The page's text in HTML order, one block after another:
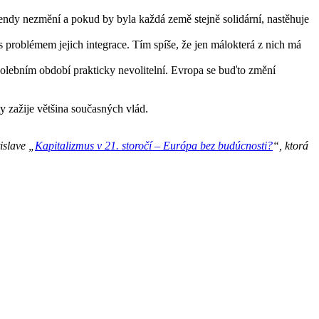
nezmění a pokud by byla každá země stejně solidární, nastěhuje
jejich integrace. Tím spíše, že jen málokterá z nich má
období prakticky nevolitelní. Evropa se buďto změní
většina současných vlád.
„ Kapitalizmus v 21. storočí – Európa bez budúcnosti?“, ktorá